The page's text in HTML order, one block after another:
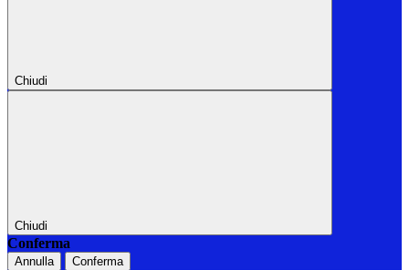
Chiudi
Chiudi
Conferma
Annulla Conferma